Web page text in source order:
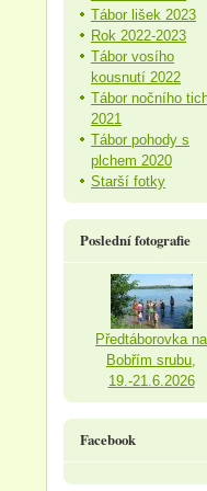
Tábor lišek 2023
Rok 2022-2023
Tábor vosího
kousnutí 2022
Tábor nočního
2021
Tábor pohody s
plchem 2020
Starší fotky
Poslední fotografie
Předtáborovka na
Bobřím srubu,
19.-21.6.2026
Facebook